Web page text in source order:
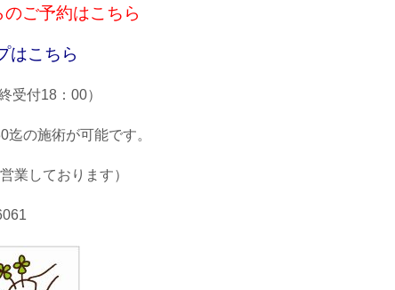
ご予約はこちら
はこちら
付18：00）
迄の施術が可能です。
業しております）